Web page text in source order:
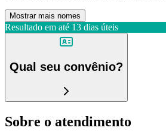
Mostrar mais nomes
Resultado em até 13 dias úteis
Qual seu convênio?
Sobre o atendimento